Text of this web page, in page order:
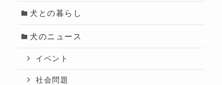
犬との暮らし
犬のニュース
イベント
社会問題